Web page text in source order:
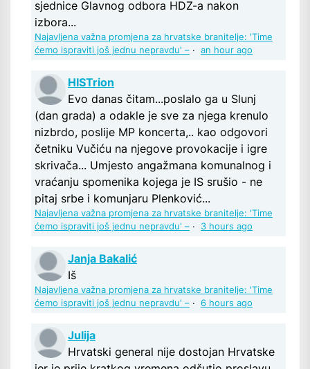
sjednice Glavnog odbora HDZ-a nakon
izbora...
Najavljena važna promjena za hrvatske branitelje: 'Time
ćemo ispraviti još jednu nepravdu' – · an hour ago
HISTrion
Evo danas čitam...poslalo ga u Slunj
(dan grada) a odakle je sve za njega krenulo
nizbrdo, poslije MP koncerta,.. kao odgovori
četniku Vučiću na njegove provokacije i igre
skrivača... Umjesto angažmana komunalnog i
vraćanju spomenika kojega je IS srušio - ne
pitaj srbe i komunjaru Plenković...
Najavljena važna promjena za hrvatske branitelje: 'Time
ćemo ispraviti još jednu nepravdu' – · 3 hours ago
Janja Bakalić
Iš
Najavljena važna promjena za hrvatske branitelje: 'Time
ćemo ispraviti još jednu nepravdu' – · 6 hours ago
Julija
Hrvatski general nije dostojan Hrvatske